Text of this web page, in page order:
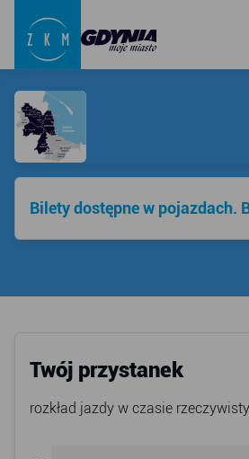
Bilety dostępne w pojazdach.
Twój przystanek
rozkład jazdy w czasie